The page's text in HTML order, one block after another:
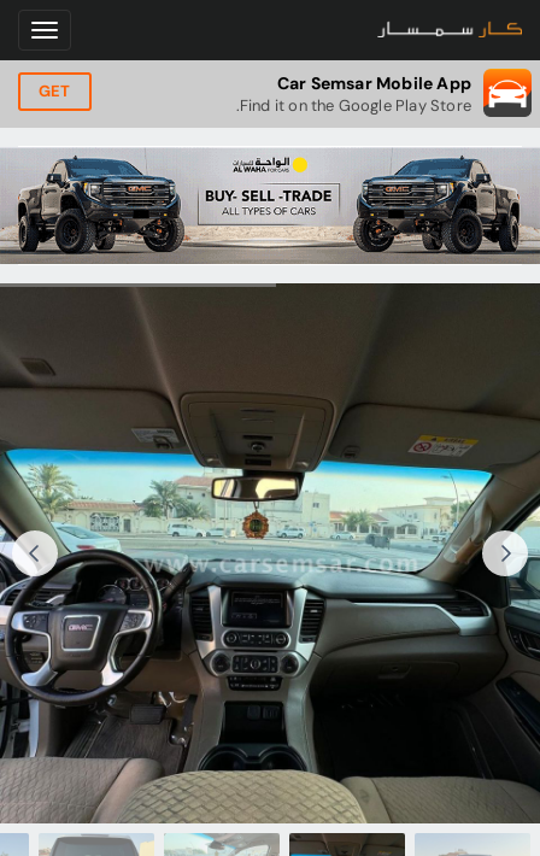
Car Semsar Mobile App
Find it on the Google Play Store.
GET